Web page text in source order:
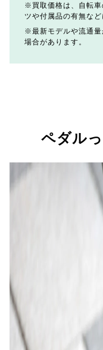
買取価格は、自転
ツや付属品の有無な
最新モデルや流通
場合があります。
ペダル